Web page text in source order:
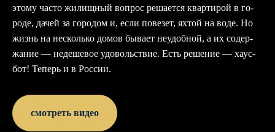
это­му час­то жи­лищ­ный воп­рос ре­ша­ет­ся квар­ти­рой в го­
роде, да­чей за го­родом и, ес­ли по­везет, ях­той на во­де. Но
жизнь на нес­коль­ко до­мов бы­ва­ет не­удоб­ной, а их со­дер­
жа­ние — не­деше­вое удо­воль­ствие. Есть ре­шение — ха­ус­
бот! Те­перь и в Рос­сии.
смотреть видео